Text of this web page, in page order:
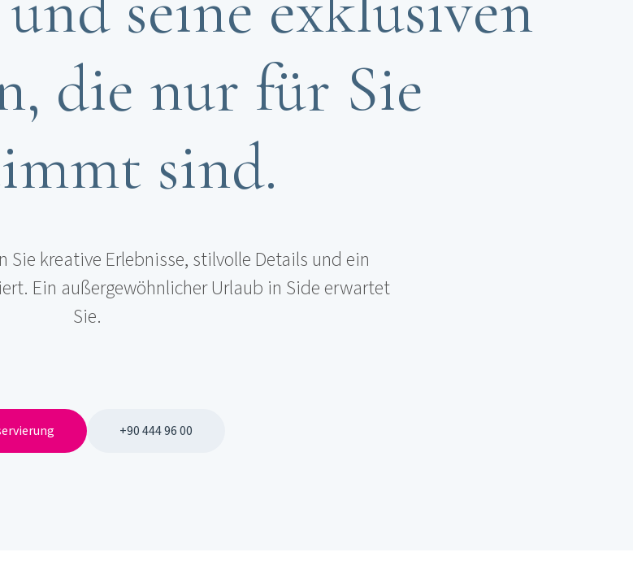
die nur für Sie
sind.
Sie kreative Erlebnisse, stilvolle Details und ein
Ein außergewöhnlicher Urlaub in Side erwartet
Sie.
+90 444 96 00